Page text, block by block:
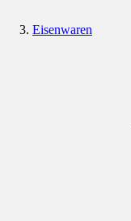
Eisenwaren